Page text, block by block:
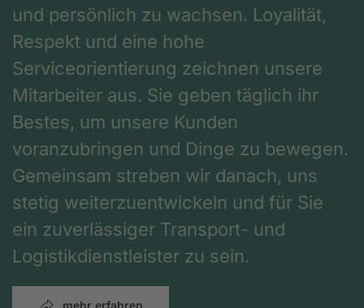
und persönlich zu wachsen. Loyalität,
Respekt und eine hohe
Serviceorientierung zeichnen unsere
Mitarbeiter aus. Sie geben täglich ihr
Bestes, um unsere Kunden
voranzubringen und Dinge zu bewegen.
Gemeinsam streben wir danach, uns
stetig weiterzuentwickeln und für Sie
ein zuverlässiger Transport- und
Logistikdienstleister zu sein.